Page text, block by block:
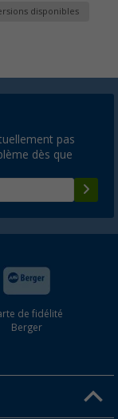
disponibles
pas
dès que
de fidélité
Berger